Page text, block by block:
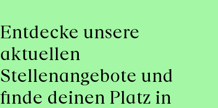
owner needs to setup the site with their CMP to add
this content to the list of technologies used.
Entdecke unsere
aktuellen
Stellenangebote und
finde deinen Platz in